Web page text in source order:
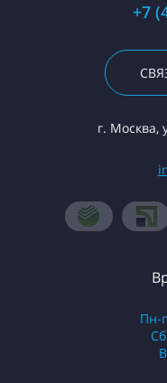
+7
г. Москва,
Пн-